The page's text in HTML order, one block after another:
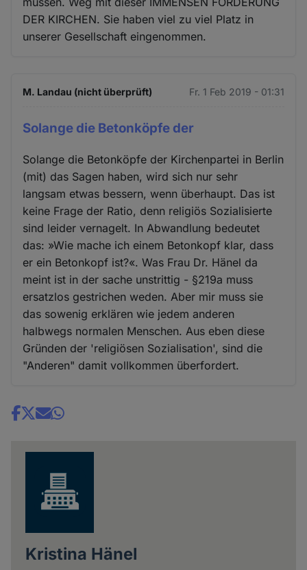
DER KIRCHEN. Sie haben viel zu viel Platz in
unserer Gesellschaft eingenommen.
M. Landau (nicht überprüft) Fr. 1 Feb 2019 - 01:31
Solange die Betonköpfe der
Solange die Betonköpfe der Kirchenpartei in Berlin
(mit) das Sagen haben, wird sich nur sehr
langsam etwas bessern, wenn überhaupt. Das ist
keine Frage der Ratio, denn religiös Sozialisierte
sind leider vernagelt. In Abwandlung bedeutet
das: »Wie mache ich einem Betonkopf klar, dass
er ein Betonkopf ist?«. Was Frau Dr. Hänel da
meint ist in der sache unstrittig - §219a muss
ersatzlos gestrichen weden. Aber mir muss sie
das sowenig erklären wie jedem anderen
halbwegs normalen Menschen. Aus eben diese
Gründen der 'religiösen Sozialisation', sind die
"Anderen" damit vollkommen überfordert.
Share
Kristina Hänel